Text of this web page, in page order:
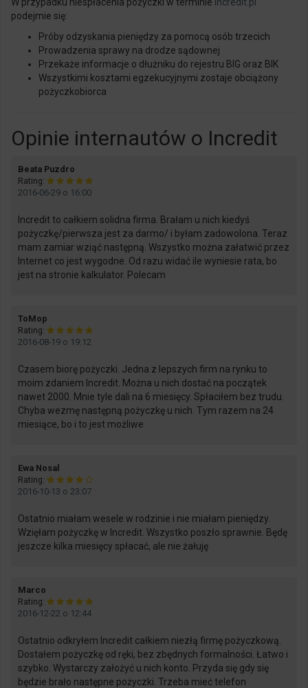
podejmie się:
Próby odzyskania pieniędzy za pomocą osób trzecich
Prowadzenia sprawy na drodze sądownej
Przekaże informacje o dłużniku do rejestru BIG oraz BIK
Wszystkimi kosztami egzekucyjnymi zostaje obciążony
pożyczkobiorca
Opinie internautów o Incredit
Beata Puzdro
Rating:
2016-06-29 o 16:00
Incredit to całkiem solidna firma. Brałam u nich kiedyś
pożyczkę/pierwsza jest za darmo/ i byłam zadowolona. Teraz
mam zamiar wziąć następną. Wszystko można załatwić przez
Internet co jest wygodne. Od razu widać ile wyniesie rata, bo
jest na stronie kalkulator. Polecam
ToMop
Rating:
2016-08-19 o 19:12
Czasem biorę pożyczki. Jedna z lepszych firm na rynku to
moim zdaniem Incredit. Można u nich dostać na początek
nawet 2000. Mnie tyle dali na 6 miesięcy. Spłaciłem bez trudu.
Chyba wezmę następną pożyczkę u nich. Tym razem na 24
miesiące, bo i to jest możliwe
Ewa Nosal
Rating:
2016-10-13 o 23:07
Ostatnio miałam wesele w rodzinie i nie miałam pieniędzy.
Wzięłam pożyczkę w Incredit. Wszystko poszło sprawnie. Będę
jeszcze kilka miesięcy spłacać, ale nie żałuję
Marco
Rating:
2016-12-22 o 12:44
Ostatnio odkryłem Incredit całkiem niezłą firmę pożyczkową.
Dostałem pożyczkę od ręki, bez zbędnych formalności. Łatwo i
szybko. Wystarczy założyć u nich konto. Przyda się gdy się
będzie brało następne pożyczki. Trzeba mieć telefon